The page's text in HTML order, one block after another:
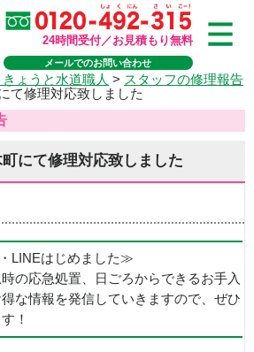
24時間受付／お見積もり無料
メールでのお問い合わせ
ょうと水道職人 > スタッフの修理報告
て修理対応致しました
にて修理対応致しました
LINEはじめました≫
の応急処置、日ごろからできるお手入
な情報を発信していきますので、ぜひ
！